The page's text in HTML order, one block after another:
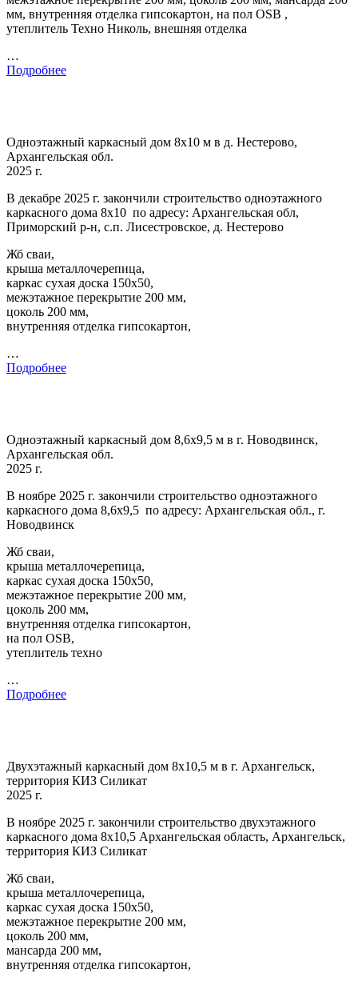
мм, внутренняя отделка гипсокартон, на пол OSB ,
утеплитель Техно Николь, внешняя отделка
…
Подробнее
Одноэтажный каркасный дом 8х10 м в д. Нестерово,
Архангельская обл.
2025 г.
В декабре 2025 г. закончили строительство одноэтажного
каркасного дома 8х10 по адресу: Архангельская обл,
Приморский р-н, с.п. Лисестровское, д. Нестерово
Жб сваи,
крыша металлочерепица,
каркас сухая доска 150х50,
межэтажное перекрытие 200 мм,
цоколь 200 мм,
внутренняя отделка гипсокартон,
…
Подробнее
Одноэтажный каркасный дом 8,6х9,5 м в г. Новодвинск,
Архангельская обл.
2025 г.
В ноябре 2025 г. закончили строительство одноэтажного
каркасного дома 8,6х9,5 по адресу: Архангельская обл., г.
Новодвинск
Жб сваи,
крыша металлочерепица,
каркас сухая доска 150х50,
межэтажное перекрытие 200 мм,
цоколь 200 мм,
внутренняя отделка гипсокартон,
на пол OSB,
утеплитель техно
…
Подробнее
Двухэтажный каркасный дом 8х10,5 м в г. Архангельск,
территория КИЗ Силикат
2025 г.
В ноябре 2025 г. закончили строительство двухэтажного
каркасного дома 8х10,5 Архангельская область, Архангельск,
территория КИЗ Силикат
Жб сваи,
крыша металлочерепица,
каркас сухая доска 150х50,
межэтажное перекрытие 200 мм,
цоколь 200 мм,
мансарда 200 мм,
внутренняя отделка гипсокартон,